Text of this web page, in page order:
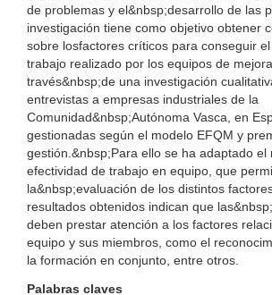
de problemas y el&nbsp;desarrollo de las
investigación tiene como objetivo obtener
sobre losfactores críticos para conseguir
trabajo realizado por los equipos de
través&nbsp;de una investigación
entrevistas a empresas industriales de la
Comunidad&nbsp;Autónoma Vasca, en
gestionadas según el modelo EFQM y
gestión.&nbsp;Para ello se ha adaptado el
efectividad de trabajo en equipo, que
la&nbsp;evaluación de los distintos
resultados obtenidos indican que
deben prestar atención a los factores
equipo y sus miembros, como el
la formación en conjunto, entre otros.
Palabras claves